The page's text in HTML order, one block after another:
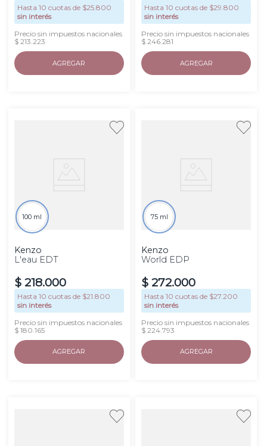
Hasta 10 cuotas de $25.800
sin interés
Precio sin impuestos nacionales
$ 213.223
AGREGAR
Hasta10 cuotas de $29.800
sin interés
Precio sin impuestos nacionales
$ 246.281
AGREGAR
100 ml
Kenzo
L'eau EDT
$ 218.000
Hasta 10 cuotas de $21.800
sin interés
Precio sin impuestos nacionales
$ 180.165
AGREGAR
75 ml
Kenzo
World EDP
$ 272.000
Hasta10 cuotas de $27.200
sin interés
Precio sin impuestos nacionales
$ 224.793
AGREGAR